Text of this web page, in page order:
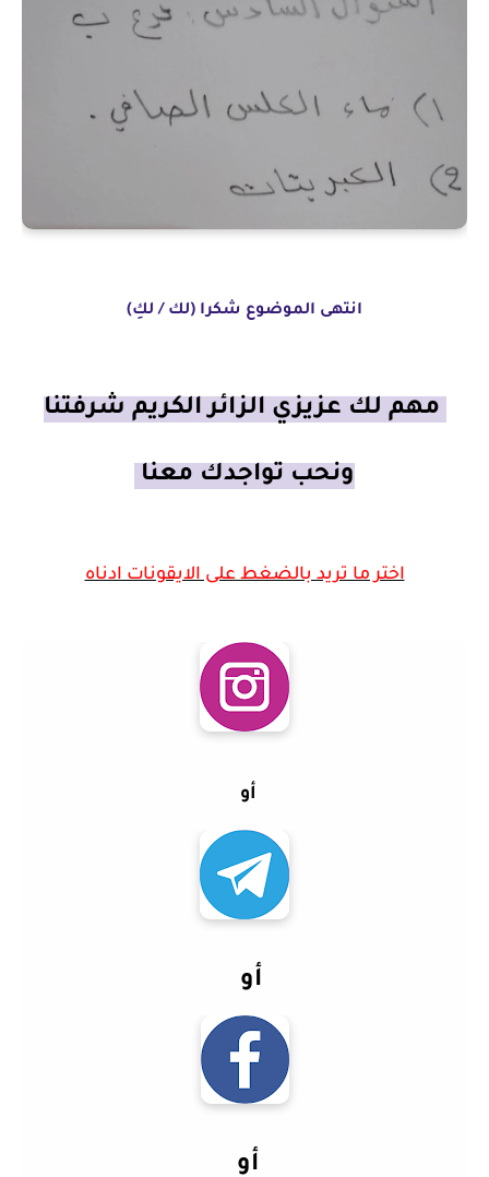
انتهى الموضوع شكرا (لك / لكِ)
مهم لك عزيزي الزائر الكريم شرفتنا
ونحب تواجدك معنا
اختر ما تريد بالضغط على الايقونات ادناه
أو
أو
أو